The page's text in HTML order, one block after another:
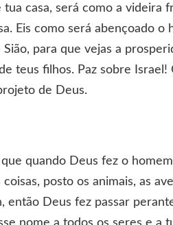
tua casa, será como a
Eis como será abençoado o
para que vejas a
teus filhos. Paz sobre
de Deus.
quando Deus fez o
posto os animais, as
então Deus fez passar